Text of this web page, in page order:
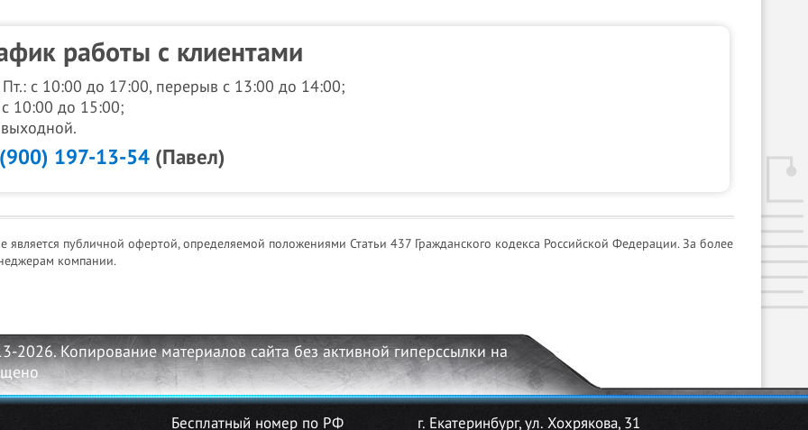
работы с клиентами
Пт.: с 10:00 до 17:00, перерыв с 13:00 до 14:00;
10:00 до 15:00;
197-13-54 (Павел)
публичной офертой, определяемой положениями Статьи 437 Гражданского кодекса Российской Федерации. За более
компании.
2026. Копирование материалов сайта без активной гиперссылки на
Бесплатный номер по РФ г. Екатеринбург, ул. Хохрякова, 31